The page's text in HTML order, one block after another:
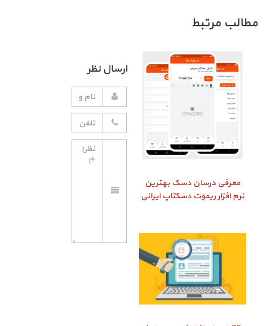
مطالب مرتبط
معرفی درسان دسک بهترین
نرم افزار ریموت دسکتاپ ایرانی
ارسال نظر